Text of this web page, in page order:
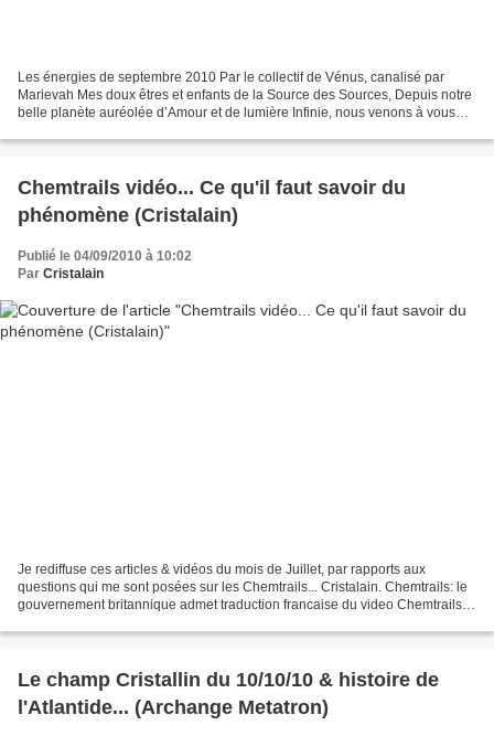
Les énergies de septembre 2010 Par le collectif de Vénus, canalisé par
Marievah Mes doux êtres et enfants de la Source des Sources, Depuis notre
belle planète auréolée d’Amour et de lumière Infinie, nous venons à vous
Chemtrails vidéo... Ce qu'il faut savoir du
phénomène (Cristalain)
Publié le 04/09/2010 à 10:02
Par Cristalain
Je rediffuse ces articles & vidéos du mois de Juillet, par rapports aux
questions qui me sont posées sur les Chemtrails... Cristalain. Chemtrails: le
gouvernement britannique admet traduction francaise du video Chemtrails
Le champ Cristallin du 10/10/10 & histoire de
l'Atlantide... (Archange Metatron)